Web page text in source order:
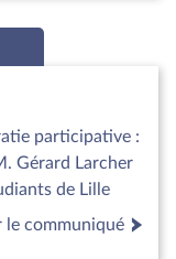
participative :
Gérard Larcher
de Lille
le communiqué